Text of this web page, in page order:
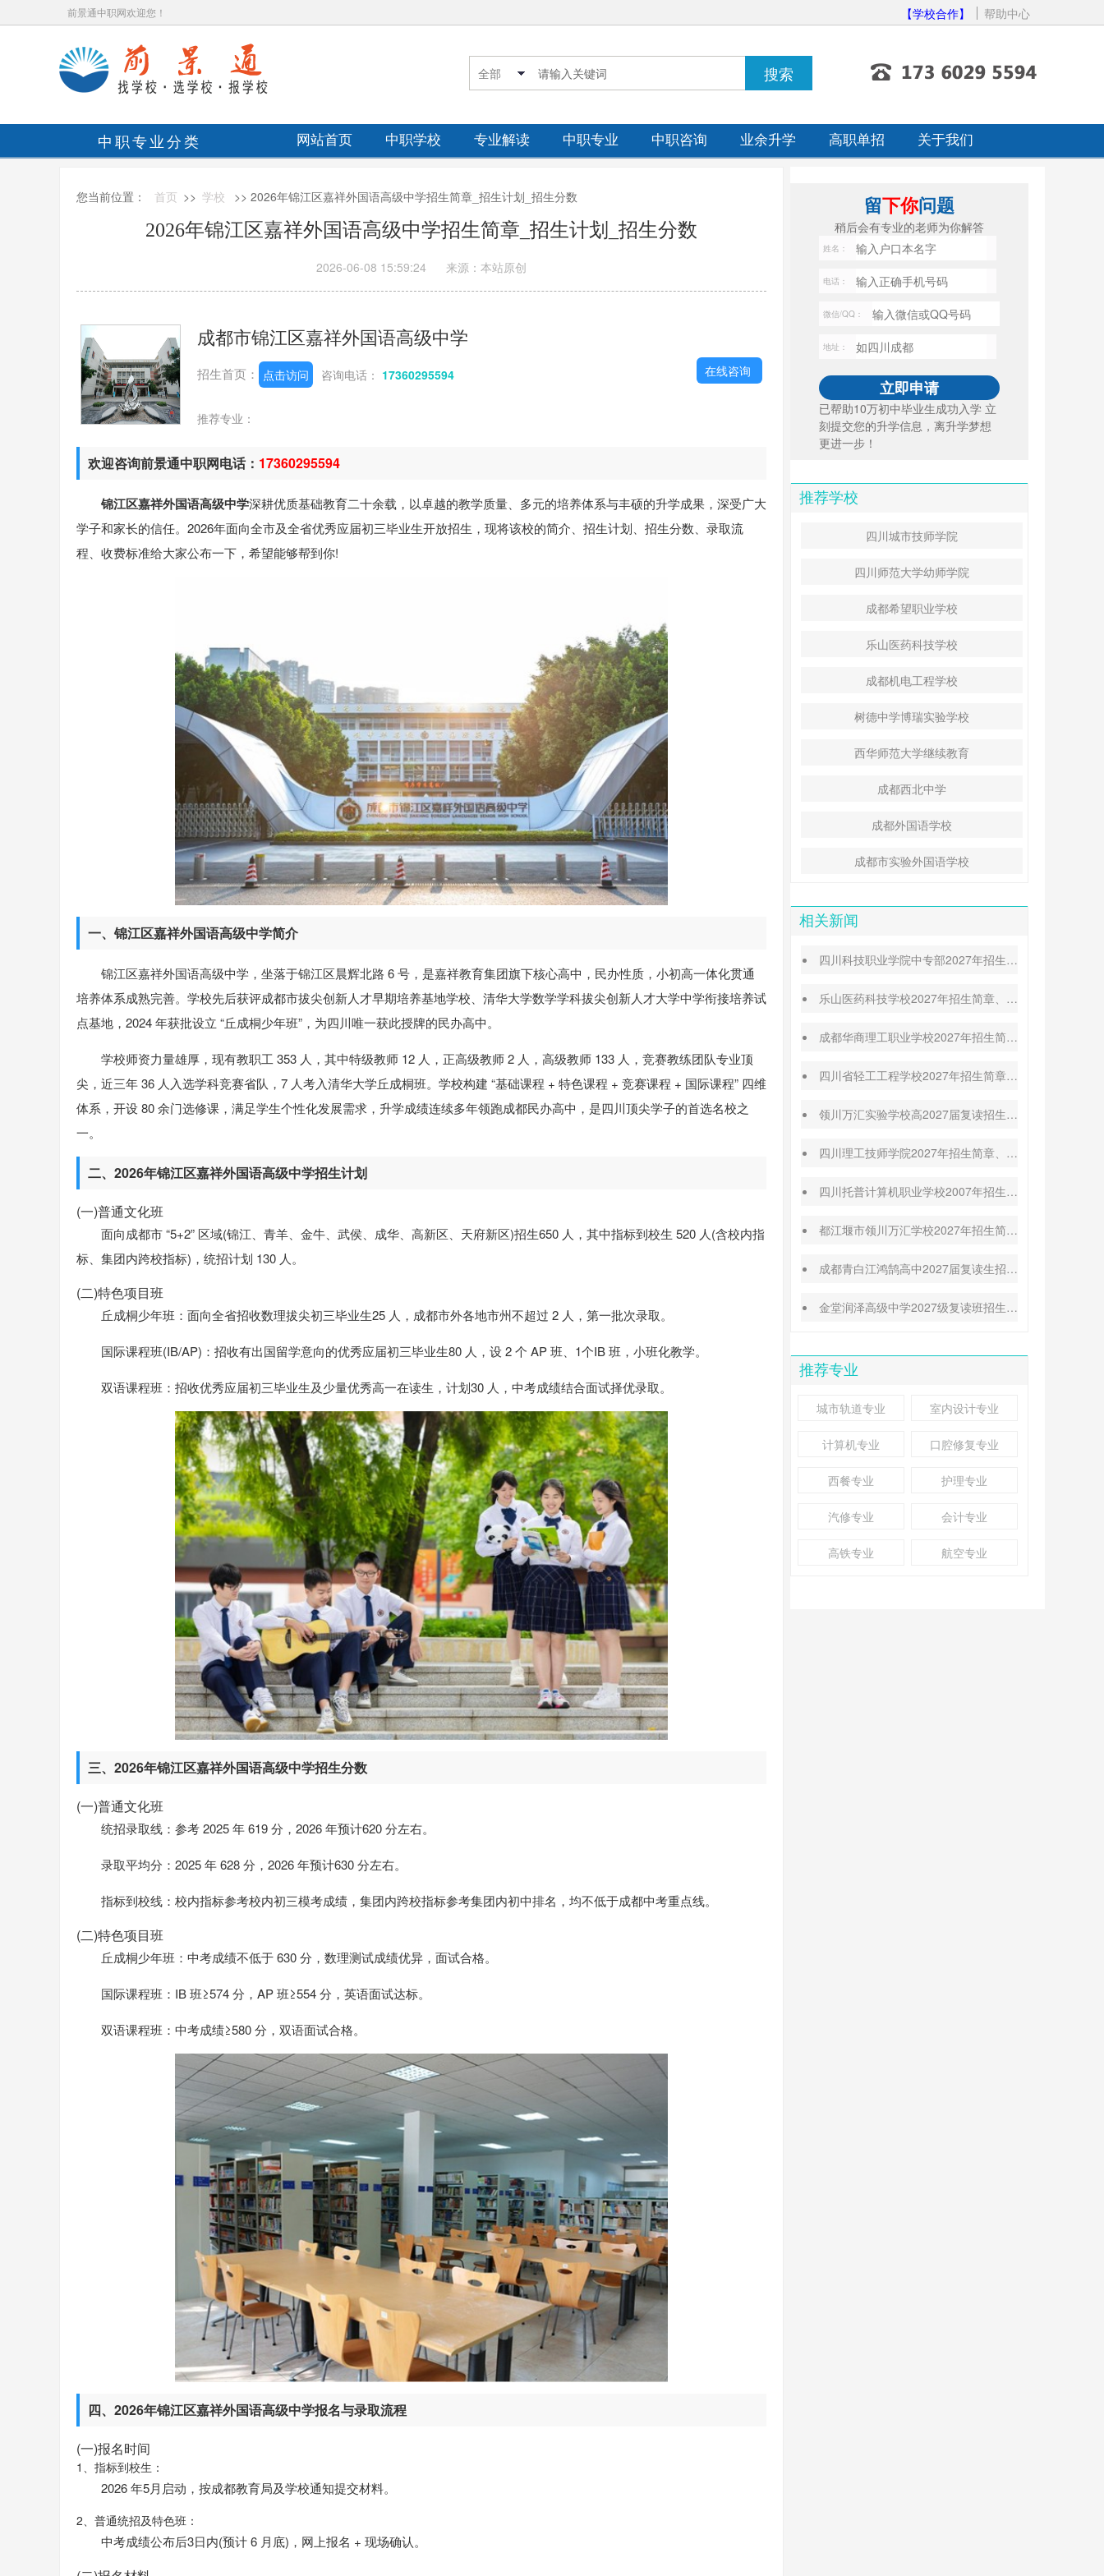
前景通中职网欢迎您！ 【学校合作】 帮助中心
中职专业分类 网站首页 中职学校 专业解读 中职专业 中职咨询 业余升学 高职单招 关于我们
您当前位置： 首页 >> 学校 >> 2026年锦江区嘉祥外国语高级中学招生简章_招生计划_招生分数
2026年锦江区嘉祥外国语高级中学招生简章_招生计划_招生分数
2026-06-08 15:59:24 来源：本站原创
成都市锦江区嘉祥外国语高级中学
招生首页： 点击访问 咨询电话： 17360295594
推荐专业：
在线咨询
欢迎咨询前景通中职网电话： 17360295594
锦江区嘉祥外国语高级中学深耕优质基础教育二十余载，以卓越的教学质量、多元的培养体系与丰硕的升学成果，深受广大
学子和家长的信任。2026年面向全市及全省优秀应届初三毕业生开放招生，现将该校的简介、招生计划、招生分数、录取流
程、收费标准给大家公布一下，希望能够帮到你!
一、锦江区嘉祥外国语高级中学简介
锦江区嘉祥外国语高级中学，坐落于锦江区晨辉北路 6 号，是嘉祥教育集团旗下核心高中，民办性质，小初高一体化贯通
培养体系成熟完善。学校先后获评成都市拔尖创新人才早期培养基地学校、清华大学数学学科拔尖创新人才大学中学衔接培养试
点基地，2024 年获批设立 “丘成桐少年班”，为四川唯一获此授牌的民办高中。
学校师资力量雄厚，现有教职工 353 人，其中特级教师 12 人，正高级教师 2 人，高级教师 133 人，竞赛教练团队专业顶
尖，近三年 36 人入选学科竞赛省队，7 人考入清华大学丘成桐班。学校构建 “基础课程 + 特色课程 + 竞赛课程 + 国际课程” 四维
体系，开设 80 余门选修课，满足学生个性化发展需求，升学成绩连续多年领跑成都民办高中，是四川顶尖学子的首选名校之
一。
二、2026年锦江区嘉祥外国语高级中学招生计划
(一)普通文化班
面向成都市 “5+2” 区域(锦江、青羊、金牛、武侯、成华、高新区、天府新区)招生650 人，其中指标到校生 520 人(含校内指
标、集团内跨校指标)，统招计划 130 人。
(二)特色项目班
丘成桐少年班：面向全省招收数理拔尖初三毕业生25 人，成都市外各地市州不超过 2 人，第一批次录取。
国际课程班(IB/AP)：招收有出国留学意向的优秀应届初三毕业生80 人，设 2 个 AP 班、1个IB 班，小班化教学。
双语课程班：招收优秀应届初三毕业生及少量优秀高一在读生，计划30 人，中考成绩结合面试择优录取。
三、2026年锦江区嘉祥外国语高级中学招生分数
(一)普通文化班
统招录取线：参考 2025 年 619 分，2026 年预计620 分左右。
录取平均分：2025 年 628 分，2026 年预计630 分左右。
指标到校线：校内指标参考校内初三模考成绩，集团内跨校指标参考集团内初中排名，均不低于成都中考重点线。
(二)特色项目班
丘成桐少年班：中考成绩不低于 630 分，数理测试成绩优异，面试合格。
国际课程班：IB 班≥574 分，AP 班≥554 分，英语面试达标。
双语课程班：中考成绩≥580 分，双语面试合格。
四、2026年锦江区嘉祥外国语高级中学报名与录取流程
(一)报名时间
1、指标到校生：
2026 年5月启动，按成都教育局及学校通知提交材料。
2、普通统招及特色班：
中考成绩公布后3日内(预计 6 月底)，网上报名 + 现场确认。
留下你问题
稍后会有专业的老师为你解答
姓名：
电话：
微信/QQ：
地址：
已帮助10万初中毕业生成功入学 立
刻提交您的升学信息，离升学梦想
更进一步！
推荐学校
四川城市技师学院
四川师范大学幼师学院
成都希望职业学校
乐山医药科技学校
成都机电工程学校
树德中学博瑞实验学校
西华师范大学继续教育
成都西北中学
成都外国语学校
成都市实验外国语学校
相关新闻
四川科技职业学院中专部2027年招生简章|招生专业|升学途径
乐山医药科技学校2027年招生简章、招生专业、招生对象
成都华商理工职业学校2027年招生简章|招生专业|报名条件
四川省轻工工程学校2027年招生简章|招生条件|收费标准
领川万汇实验学校高2027届复读招生简章|师资力量
四川理工技师学院2027年招生简章、招生专业、收费标准
四川托普计算机职业学校2007年招生简章|报名条件|收费标准
都江堰市领川万汇学校2027年招生简章|高考喜报
成都青白江鸿鹄高中2027届复读生招生简章|报名须知
金堂润泽高级中学2027级复读班招生简章|报名条件|收费标准
推荐专业
城市轨道专业 室内设计专业
计算机专业 口腔修复专业
西餐专业 护理专业
汽修专业 会计专业
高铁专业 航空专业